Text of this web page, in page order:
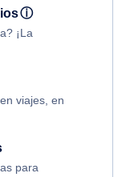
ⓘ
¡La
viajes, en
para